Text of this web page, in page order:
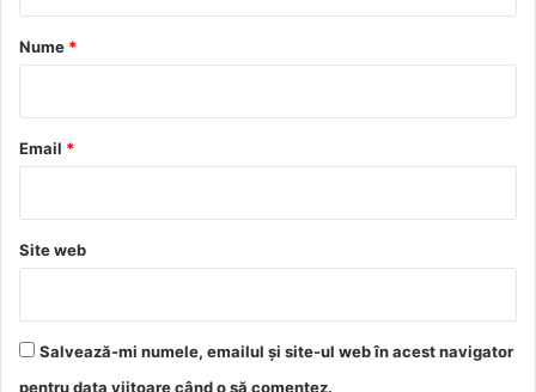
r
*
Nume *
Email *
Site web
Salvează-mi numele, emailul și site-ul web în acest navigator
pentru data viitoare când o să comentez.